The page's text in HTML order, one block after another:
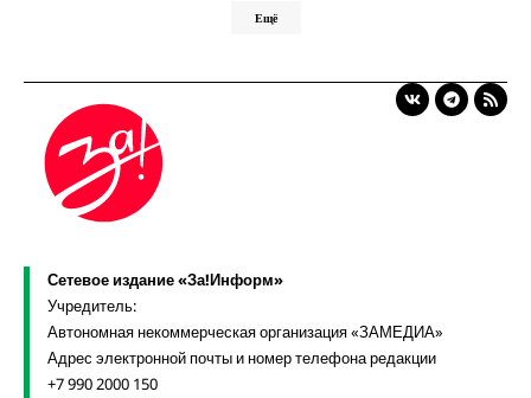
Ещё
Сетевое издание «За!Информ»
Учредитель:
Автономная некоммерческая организация «ЗАМЕДИА»
Адрес электронной почты и номер телефона редакции
+7 990 2000 150